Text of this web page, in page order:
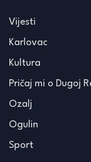
Vijesti
Karlovac
Kultura
Pričaj mi o Dugoj
Ozalj
Ogulin
Sport